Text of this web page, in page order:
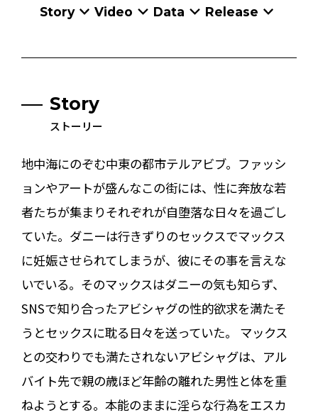
Story Video Data Release
Story
ストーリー
地中海にのぞむ中東の都市テルアビブ。ファッシ
ョンやアートが盛んなこの街には、性に奔放な若
者たちが集まりそれぞれが自堕落な日々を過ごし
ていた。ダニーは行きずりのセックスでマックス
に妊娠させられてしまうが、彼にその事を言えな
いでいる。そのマックスはダニーの気も知らず、
SNSで知り合ったアビシャグの性的欲求を満たそ
うとセックスに耽る日々を送っていた。 マックス
との交わりでも満たされないアビシャグは、アル
バイト先で親の歳ほど年齢の離れた男性と体を重
ねようとする。本能のままに淫らな行為をエスカ